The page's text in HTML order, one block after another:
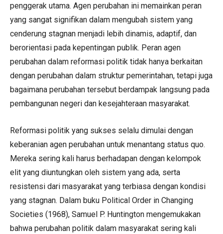
penggerak utama. Agen perubahan ini memainkan peran
yang sangat signifikan dalam mengubah sistem yang
cenderung stagnan menjadi lebih dinamis, adaptif, dan
berorientasi pada kepentingan publik. Peran agen
perubahan dalam reformasi politik tidak hanya berkaitan
dengan perubahan dalam struktur pemerintahan, tetapi juga
bagaimana perubahan tersebut berdampak langsung pada
pembangunan negeri dan kesejahteraan masyarakat.
Reformasi politik yang sukses selalu dimulai dengan
keberanian agen perubahan untuk menantang status quo.
Mereka sering kali harus berhadapan dengan kelompok
elit yang diuntungkan oleh sistem yang ada, serta
resistensi dari masyarakat yang terbiasa dengan kondisi
yang stagnan. Dalam buku Political Order in Changing
Societies (1968), Samuel P. Huntington mengemukakan
bahwa perubahan politik dalam masyarakat sering kali